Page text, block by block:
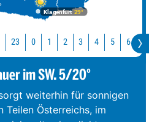
Klagenfurt 29°
23 0 1 2 3 4 5 6 7
im SW. 5/20°
weiterhin für sonnigen
Teilen Österreichs, im